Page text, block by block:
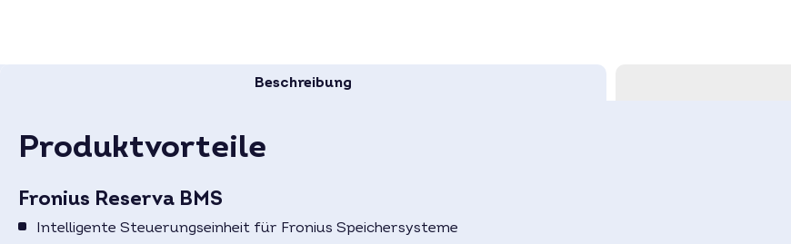
Beschreibung
Produktvorteile
Fronius Reserva BMS
Intelligente Steuerungseinheit für Fronius Speichersysteme